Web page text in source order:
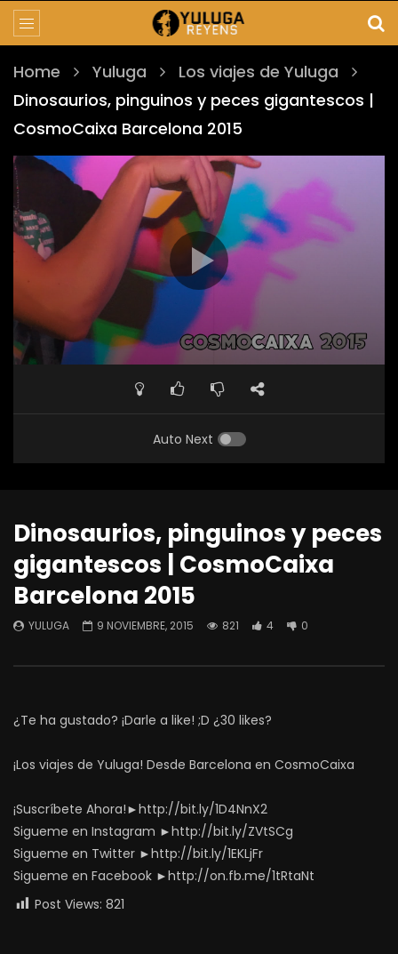
Home Yuluga
Los viajes de Yuluga
Dinosaurios, pinguinos y peces gigantescos |
CosmoCaixa Barcelona 2015
Auto Next
Dinosaurios, pinguinos y peces
gigantescos | CosmoCaixa
Barcelona 2015
YULUGA 9 NOVIEMBRE, 2015 821 4 0
¿Te ha gustado? ¡Darle a like! ;D ¿30 likes?
¡Los viajes de Yuluga! Desde Barcelona en CosmoCaixa
¡Suscríbete Ahora!►http://bit.ly/1D4NnX2
Sigueme en Instagram ►http://bit.ly/ZVtSCg
Sigueme en Twitter ►http://bit.ly/1EKLjFr
Sigueme en Facebook ►http://on.fb.me/1tRtaNt
Post Views: 821